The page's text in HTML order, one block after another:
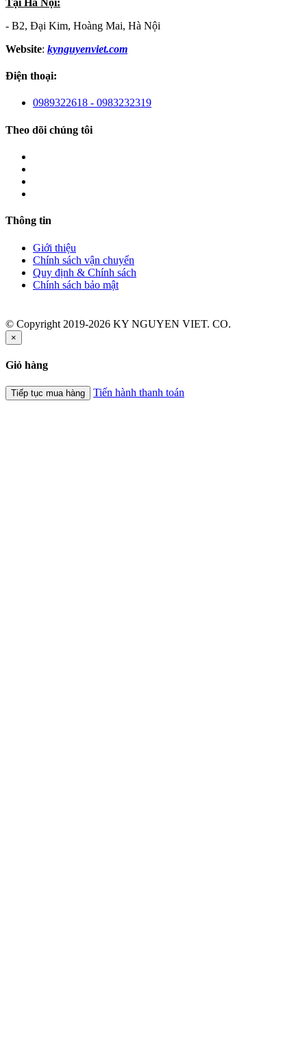
Tại Hà Nội:
- B2, Đại Kim, Hoàng Mai, Hà Nội
Website: kynguyenviet.com
Điện thoại:
0989322618 - 0983232319
Theo dõi chúng tôi
Thông tin
Giới thiệu
Chính sách vận chuyển
Quy định & Chính sách
Chính sách bảo mật
© Copyright 2019-2026 KY NGUYEN VIET. CO.
×
Giỏ hàng
Tiếp tục mua hàng Tiến hành thanh toán